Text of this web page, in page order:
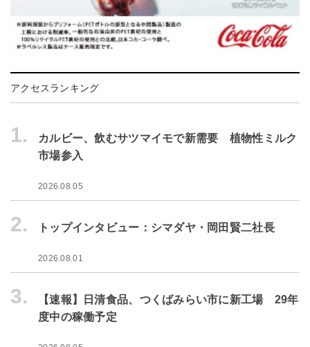
アクセスランキング
1.
カルビー、飲むサツマイモで新需要 植物性ミルク
市場参入
2026.08.05
2. トップインタビュー：シマダヤ・岡田賢二社長
2026.08.01
3.
【速報】日清食品、つくばみらい市に新工場 29年
度中の稼働予定